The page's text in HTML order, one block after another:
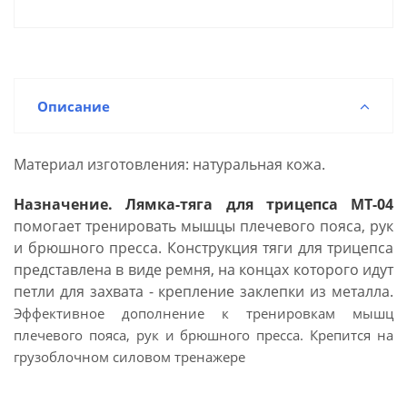
Описание
Материал изготовления: натуральная кожа.
Назначение. Лямка-тяга для трицепса МТ-04
помогаеттренировать мышцы плечевого пояса, рук
и брюшного пресса. Конструкция тяги для трицепса
представлена в виде ремня, на концах которого идут
петли для захвата - крепление заклепки из металла.
Эффективное дополнение к тренировкам мышц
плечевого пояса, рук и брюшного пресса. Крепится на
грузоблочном силовом тренажере